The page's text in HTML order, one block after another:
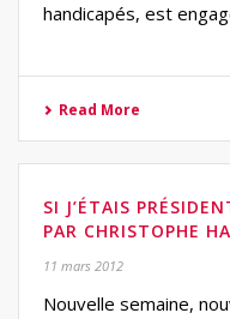
handicapés, est
Read More
SI J’ÉTAIS
PAR CHRISTOPHE
11 mars 2012
Nouvelle semaine,